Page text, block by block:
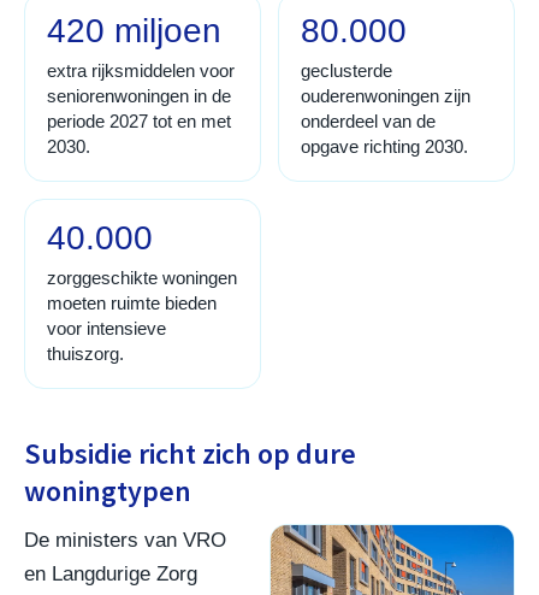
420 miljoen
extra rijksmiddelen voor
seniorenwoningen in de
periode 2027 tot en met
2030.
80.000
geclusterde
ouderenwoningen zijn
onderdeel van de
opgave richting 2030.
40.000
zorggeschikte woningen
moeten ruimte bieden
voor intensieve
thuiszorg.
Subsidie richt zich op dure
woningtypen
De ministers van VRO
en Langdurige Zorg